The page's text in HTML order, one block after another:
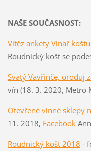
NAŠE SOUČASNOST:
Vítěz ankety Vinař
Roudnický košt se
Svatý Vavřinče, oroduj
vín (18. 3. 2020, Metro
Otevřené vinné sklepy
11. 2018, Facebook
Roudnický košt 2018 -